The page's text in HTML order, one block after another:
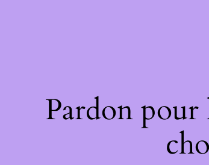
Pardon pour